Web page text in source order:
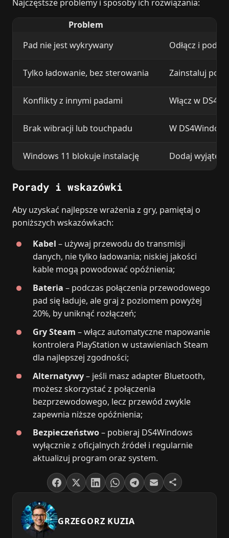
Najczęstsze problemy i sposoby ich rozwiązania:
Problem
Pad nie jest wykrywany
Odłącz i
Tylko ładowanie, bez sterowania Zainstaluj
Konflikty z innymi padami Włącz w
Brak wibracji lub touchpadu W
Windows 11 blokuje instalację Dodaj wyjątek
Porady i wskazówki
Aby uzyskać najlepsze wrażenia z gry, pamiętaj o
poniższych wskazówkach:
Kabel – używaj przewodu do transmisji
danych, nie tylko ładowania; niskiej jakości
kable mogą powodować opóźnienia;
Bateria – podczas połączenia przewodowego
pad się ładuje, ale graj z poziomem powyżej
20%, by uniknąć rozłączeń;
Gry Steam – włącz automatyczne mapowanie
kontrolera PlayStation w ustawieniach Steam
dla najlepszej zgodności;
Alternatywy– jeśli masz adapter Bluetooth,
możesz skorzystać z połączenia
bezprzewodowego, lecz przewód zwykle
zapewnia niższe opóźnienia;
Bezpieczeństwo– pobieraj DS4Windows
wyłącznie z oficjalnych źródeł i regularnie
aktualizuj program oraz system.
GRZEGORZ KUZIA